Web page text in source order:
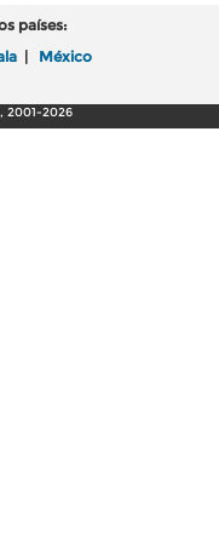
países:
| México
2001-2026